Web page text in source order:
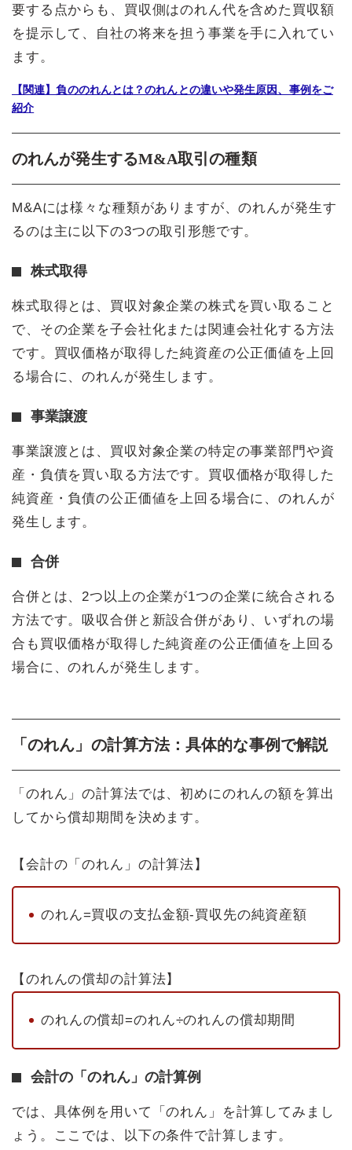
要する点からも、買収側はのれん代を含めた買収額
を提示して、自社の将来を担う事業を手に入れてい
ます。
【関連】負ののれんとは？のれんとの違いや発生原因、事例をご
紹介
のれんが発生するM&A取引の種類
M&Aには様々な種類がありますが、のれんが発生す
るのは主に以下の3つの取引形態です。
株式取得
株式取得とは、買収対象企業の株式を買い取ること
で、その企業を子会社化または関連会社化する方法
です。買収価格が取得した純資産の公正価値を上回
る場合に、のれんが発生します。
事業譲渡
事業譲渡とは、買収対象企業の特定の事業部門や資
産・負債を買い取る方法です。買収価格が取得した
純資産・負債の公正価値を上回る場合に、のれんが
発生します。
合併
合併とは、2つ以上の企業が1つの企業に統合される
方法です。吸収合併と新設合併があり、いずれの場
合も買収価格が取得した純資産の公正価値を上回る
場合に、のれんが発生します。
「のれん」の計算方法：具体的な事例で解説
「のれん」の計算法では、初めにのれんの額を算出
してから償却期間を決めます。
【会計の「のれん」の計算法】
のれん=買収の支払金額-買収先の純資産額
【のれんの償却の計算法】
のれんの償却=のれん÷のれんの償却期間
会計の「のれん」の計算例
では、具体例を用いて「のれん」を計算してみまし
ょう。ここでは、以下の条件で計算します。